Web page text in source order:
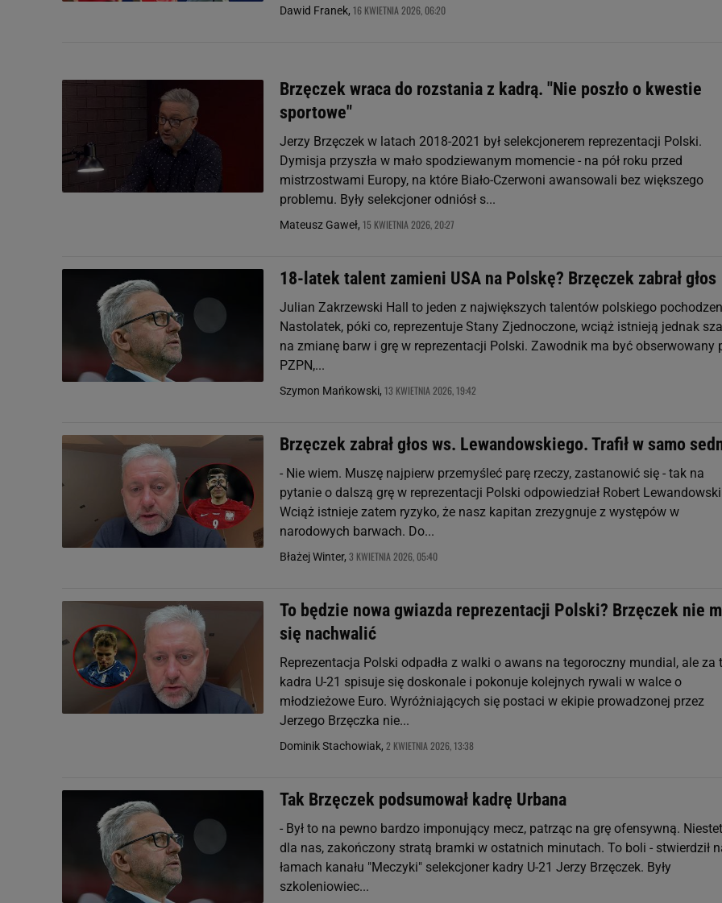
Dawid Franek, 16 KWIETNIA 2026, 06:20
Brzęczek wraca do rozstania z kadrą. "Nie poszło o kwestie
sportowe"
Jerzy Brzęczek w latach 2018-2021 był selekcjonerem reprezentacji Polski.
Dymisja przyszła w mało spodziewanym momencie - na pół roku przed
mistrzostwami Europy, na które Biało-Czerwoni awansowali bez większego
problemu. Były selekcjoner odniósł s...
Mateusz Gaweł, 15 KWIETNIA 2026, 20:27
18-latek talent zamieni USA na Polskę? Brzęczek zabrał głos
Julian Zakrzewski Hall to jeden z największych talentów polskiego
Nastolatek, póki co, reprezentuje Stany Zjednoczone, wciąż istnieją jednak
na zmianę barw i grę w reprezentacji Polski. Zawodnik ma być obserwowany
PZPN,...
Szymon Mańkowski, 13 KWIETNIA 2026, 19:42
Brzęczek zabrał głos ws. Lewandowskiego. Trafił w samo
- Nie wiem. Muszę najpierw przemyśleć parę rzeczy, zastanowić się - tak na
pytanie o dalszą grę w reprezentacji Polski odpowiedział Robert
Wciąż istnieje zatem ryzyko, że nasz kapitan zrezygnuje z występów w
narodowych barwach. Do...
Błażej Winter, 3 KWIETNIA 2026, 05:40
To będzie nowa gwiazda reprezentacji Polski? Brzęczek nie
się nachwalić
Reprezentacja Polski odpadła z walki o awans na tegoroczny mundial, ale za
kadra U-21 spisuje się doskonale i pokonuje kolejnych rywali w walce o
młodzieżowe Euro. Wyróżniających się postaci w ekipie prowadzonej przez
Jerzego Brzęczka nie...
Dominik Stachowiak, 2 KWIETNIA 2026, 13:38
Tak Brzęczek podsumował kadrę Urbana
- Był to na pewno bardzo imponujący mecz, patrząc na grę ofensywną.
dla nas, zakończony stratą bramki w ostatnich minutach. To boli - stwierdził
łamach kanału "Meczyki" selekcjoner kadry U-21 Jerzy Brzęczek. Były
szkoleniowiec...